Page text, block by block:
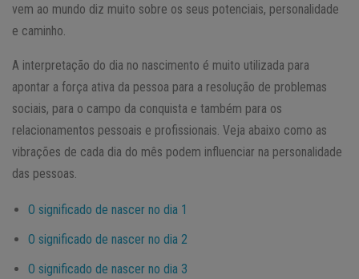
vem ao mundo diz muito sobre os seus potenciais, personalidade
e caminho.
A interpretação do dia no nascimento é muito utilizada para
apontar a força ativa da pessoa para a resolução de problemas
sociais, para o campo da conquista e também para os
relacionamentos pessoais e profissionais. Veja abaixo como as
vibrações de cada dia do mês podem influenciar na personalidade
das pessoas.
O significado de nascer no dia 1
O significado de nascer no dia 2
O significado de nascer no dia 3